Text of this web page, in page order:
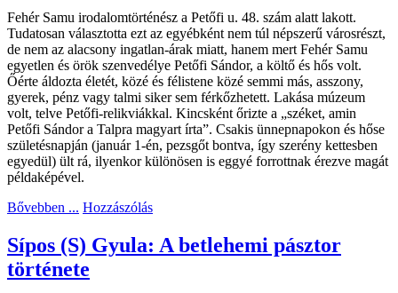
Fehér Samu irodalomtörténész a Petőfi u. 48. szám alatt lakott.
Tudatosan választotta ezt az egyébként nem túl népszerű városrészt,
de nem az alacsony ingatlan-árak miatt, hanem mert Fehér Samu
egyetlen és örök szenvedélye Petőfi Sándor, a költő és hős volt.
Őérte áldozta életét, közé és félistene közé semmi más, asszony,
gyerek, pénz vagy talmi siker sem férkőzhetett. Lakása múzeum
volt, telve Petőfi-relikviákkal. Kincsként őrizte a „széket, amin
Petőfi Sándor a Talpra magyart írta”. Csakis ünnepnapokon és hőse
születésnapján (január 1-én, pezsgőt bontva, így szerény kettesben
egyedül) ült rá, ilyenkor különösen is eggyé forrottnak érezve magát
példaképével.
Bővebben ... Hozzászólás
Sípos (S) Gyula: A betlehemi pásztor
története